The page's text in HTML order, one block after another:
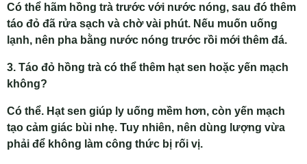
Có thể hãm hồng trà trước với nước nóng, sau đó thêm
táo đỏ đã rửa sạch và chờ vài phút. Nếu muốn uống
lạnh, nên pha bằng nước nóng trước rồi mới thêm đá.
3. Táo đỏ hồng trà có thể thêm hạt sen hoặc yến mạch
không?
Có thể. Hạt sen giúp ly uống mềm hơn, còn yến mạch
tạo cảm giác bùi nhẹ. Tuy nhiên, nên dùng lượng vừa
phải để không làm công thức bị rối vị.